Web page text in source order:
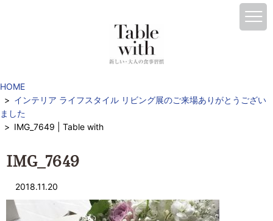
HOME
インテリア ライフスタイル リビング展のご来場ありがとうござい
ました
IMG_7649 | Table with
IMG_7649
2018.11.20